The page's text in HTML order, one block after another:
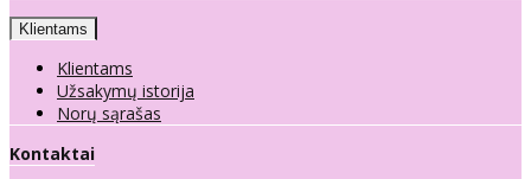
Klientams
Klientams
Užsakymų istorija
Norų sąrašas
Kontaktai